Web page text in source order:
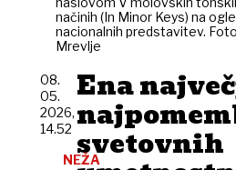
načinih (In Minor Keys) na
nacionalnih predstavitev.
Mrevlje
Ena
svetovnih
08.
05.
2026,
14.52
NEŽA